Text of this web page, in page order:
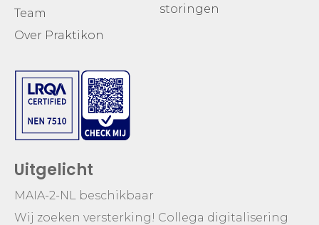
Team
Over Praktikon
storingen
Uitgelicht
MAIA-2-NL beschikbaar
Wij zoeken versterking! Collega digitalisering